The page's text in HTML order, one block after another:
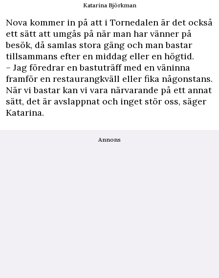
Katarina Björkman
Nova kommer in på att i Tornedalen är det också
ett sätt att umgås på när man har vänner på
besök, då samlas stora gäng och man bastar
tillsammans efter en middag eller en högtid.
– Jag föredrar en bastuträff med en väninna
framför en restaurangkväll eller fika någonstans.
När vi bastar kan vi vara närvarande på ett annat
sätt, det är avslappnat och inget stör oss, säger
Katarina.
Annons